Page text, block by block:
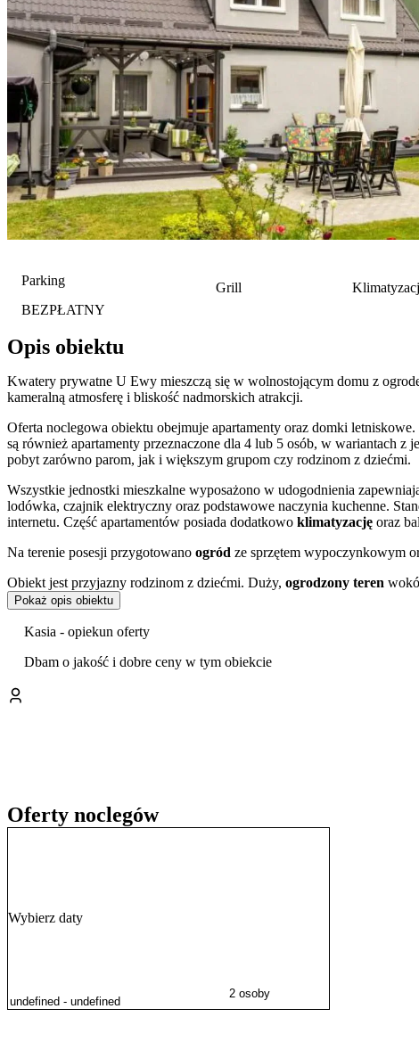
Parking
BEZPŁATNY
Grill
Opis obiektu
Kwatery prywatne U Ewy mieszczą się w wolnostojącym domu z
kameralną atmosferę i bliskość nadmorskich atrakcji.
Oferta noclegowa obiektu obejmuje apartamenty oraz domki
są również apartamenty przeznaczone dla 4 lub 5 osób, w wariantach
pobyt zarówno parom, jak i większym grupom czy rodzinom z dziećmi.
Wszystkie jednostki mieszkalne wyposażono w udogodnienia
lodówka, czajnik elektryczny oraz podstawowe naczynia kuchenne.
internetu. Część apartamentów posiada dodatkowo klimatyzację oraz
Na terenie posesji przygotowano ogród ze sprzętem wypoczynkowym
Obiekt jest przyjazny rodzinom z dziećmi. Duży, ogrodzony teren
powietrzu, gdzie znajduje się specjalnie przygotowany placyk z
dziecięcego.
budynku. W najbliższym sąsiedztwie działają liczne punkty usługowe,
takich jak nadmorska promenada,
Pokaż opis obiektu
Kasia - opiekun oferty
Dbam o jakość i dobre ceny w tym obiekcie
Oferty noclegów
Wybierz daty
2 osoby